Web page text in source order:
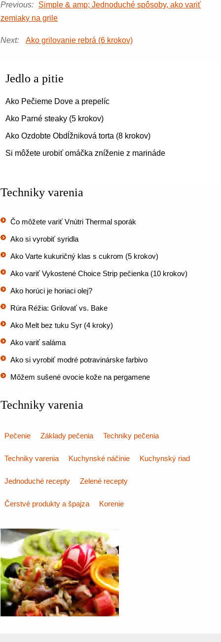
Previous:
Simple & amp; Jednoduché spôsoby, ako variť
zemiaky na grile
Next: Ako grilovanie rebrá (6 krokov)
Jedlo a pitie
Ako Pečieme Dove a prepelíc
Ako Parné steaky (5 krokov)
Ako Ozdobte Obdĺžniková torta (8 krokov)
Si môžete urobiť omáčka zníženie z marináde
Techniky varenia
Čo môžete variť Vnútri Thermal sporák
Ako si vyrobiť syridla
Ako Varte kukuričný klas s cukrom (5 krokov)
Ako variť Vykostené Choice Strip pečienka (10 krokov)
Ako horúci je horiaci olej?
Rúra Réžia: Grilovať vs. Bake
Ako Melt bez tuku Syr (4 kroky)
Ako variť saláma
Ako si vyrobiť modré potravinárske farbivo
Môžem sušené ovocie kože na pergamene
Techniky varenia
Pečenie Základy pečenia Techniky pečenia
Techniky varenia Kuchynské náčinie Kuchynský riad
Jednoduché recepty Zelené recepty
Čerstvé produkty a špajza Korenie